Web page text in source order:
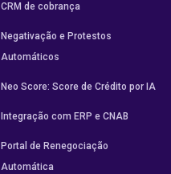
CRM de cobrança
Negativação e Protestos
Automáticos
Neo Score: Score de Crédito por IA
Integração com ERP e CNAB
Portal de Renegociação
Automática